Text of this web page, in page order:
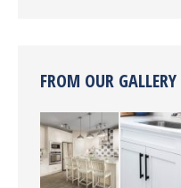
FROM OUR GALLERY